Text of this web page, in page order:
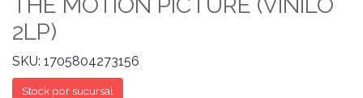
2LP)
SKU: 1705804273156
Stock por sucursal